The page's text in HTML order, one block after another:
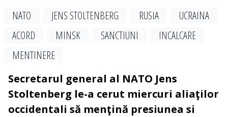
NATO JENS STOLTENBERG RUSIA
UCRAINA
ACORD
MINSK SANCTIUNI
INCALCARE
MENTINERE
Secretarul general al NATO Jens
Stoltenberg le-a cerut miercuri aliaţilor
occidentali să menţină presiunea si